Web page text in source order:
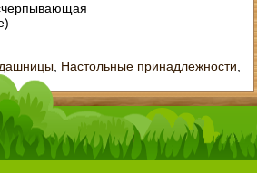
, Настольные принадлежности